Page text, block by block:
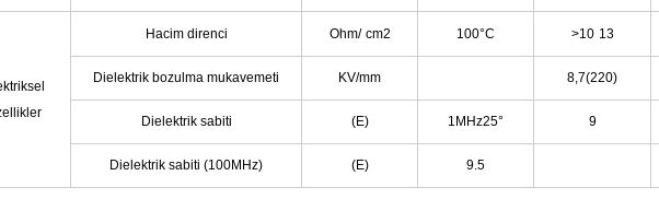
Hacim direnci Ohm/ cm2 100°C >10 13
Dielektrik bozulma mukavemeti KV/mm 8,7(220)
Dielektrik sabiti (E) 1MHz25° 9
Dielektrik sabiti (100MHz) (E) 9.5